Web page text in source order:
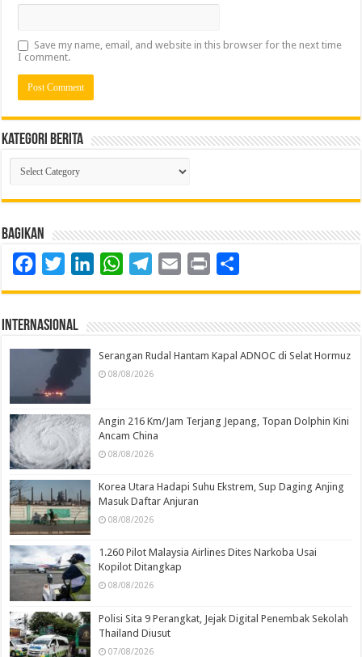
Save my name, email, and website in this browser for the next time
I comment.
Kategori Berita
Kategori
Berita
Bagikan
FacebookTwitterLinkedInWhatsAppTelegram
Email Print
Internasional
Serangan Rudal Hantam Kapal ADNOC di Selat Hormuz
08/08/2026
Angin 216 Km/Jam Terjang Jepang, Topan Dolphin Kini
Ancam China
08/08/2026
Korea Utara Hadapi Suhu Ekstrem, Sup Daging Anjing
Masuk Daftar Anjuran
08/08/2026
1.260 Pilot Malaysia Airlines Dites Narkoba Usai
Kopilot Ditangkap
08/08/2026
Polisi Sita 9 Perangkat, Jejak Digital Penembak Sekolah
Thailand Diusut
07/08/2026